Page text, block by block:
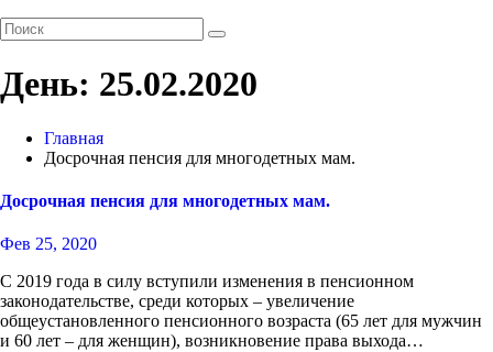
День: 25.02.2020
Главная
Досрочная пенсия для многодетных мам.
Досрочная пенсия для многодетных мам.
Фев 25, 2020
С 2019 года в силу вступили изменения в пенсионном
законодательстве, среди которых – увеличение
общеустановленного пенсионного возраста (65 лет для мужчин
и 60 лет – для женщин), возникновение права выхода…